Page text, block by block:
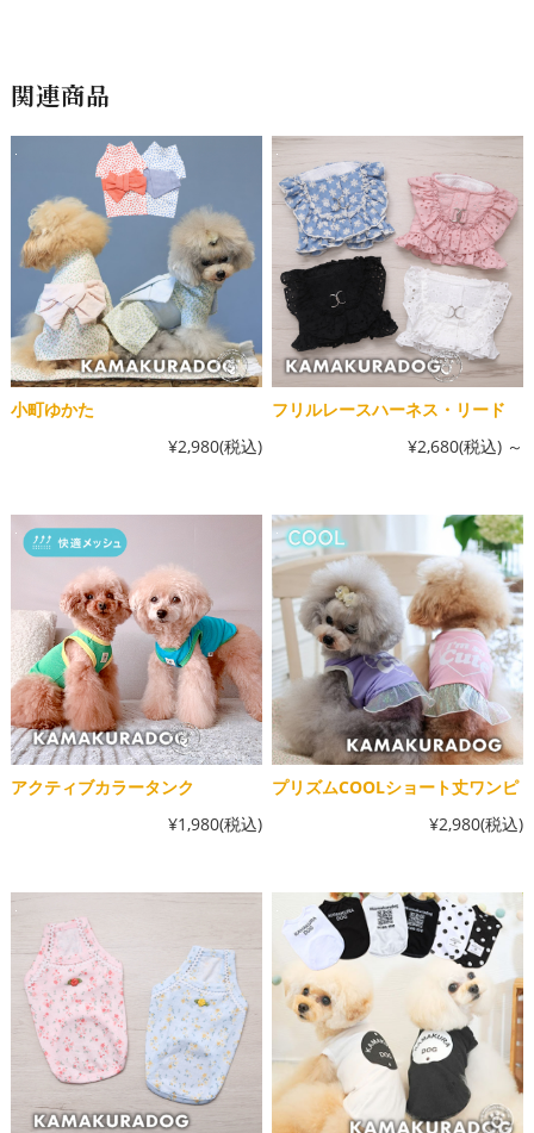
関連商品
小町ゆかた
¥2,980(税込)
フリルレースハーネス・リード
¥2,680(税込) ～
アクティブカラータンク
¥1,980(税込)
プリズムCOOLショート丈ワンピ
¥2,980(税込)